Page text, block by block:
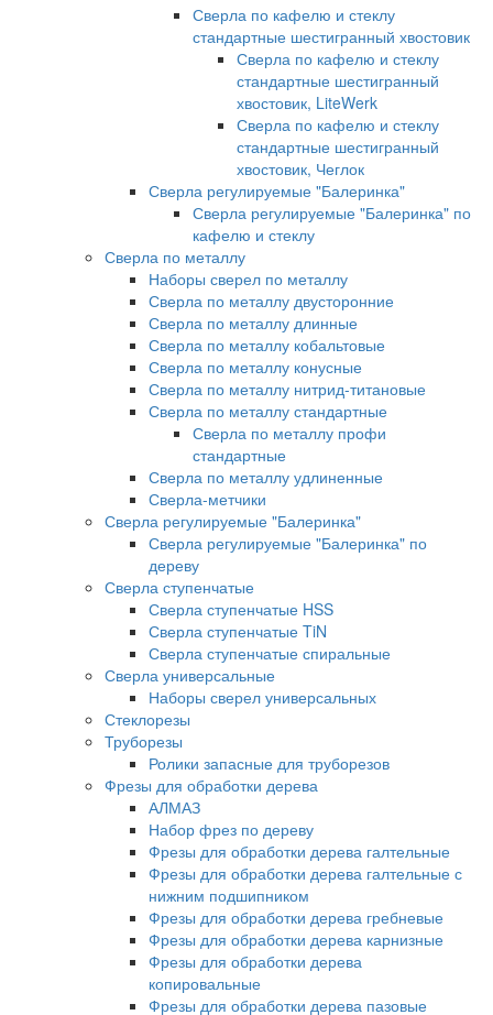
Сверла по кафелю и стеклу
стандартные шестигранный хвостовик
Сверла по кафелю и стеклу
стандартные шестигранный
хвостовик, LiteWerk
Сверла по кафелю и стеклу
стандартные шестигранный
хвостовик, Чеглок
Сверла регулируемые "Балеринка"
Сверла регулируемые "Балеринка" по
кафелю и стеклу
Сверла по металлу
Наборы сверел по металлу
Сверла по металлу двусторонние
Сверла по металлу длинные
Сверла по металлу кобальтовые
Сверла по металлу конусные
Сверла по металлу нитрид-титановые
Сверла по металлу стандартные
Сверла по металлу профи
стандартные
Сверла по металлу удлиненные
Сверла-метчики
Сверла регулируемые "Балеринка"
Сверла регулируемые "Балеринка" по
дереву
Сверла ступенчатые
Сверла ступенчатые HSS
Сверла ступенчатые TiN
Сверла ступенчатые спиральные
Сверла универсальные
Наборы сверел универсальных
Стеклорезы
Труборезы
Ролики запасные для труборезов
Фрезы для обработки дерева
АЛМАЗ
Набор фрез по дереву
Фрезы для обработки дерева галтельные
Фрезы для обработки дерева галтельные с
нижним подшипником
Фрезы для обработки дерева гребневые
Фрезы для обработки дерева карнизные
Фрезы для обработки дерева
копировальные
Фрезы для обработки дерева пазовые